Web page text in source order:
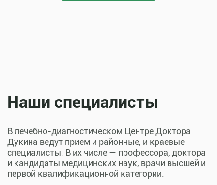
Наши специалисты
В лечебно-диагностическом Центре Доктора
Дукина ведут прием и районные, и краевые
специалисты. В их числе — профессора, доктора
и кандидаты медицинских наук, врачи высшей и
первой квалификационной категории.